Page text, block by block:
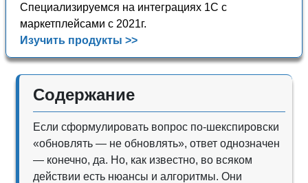
Специализируемся на интеграциях 1С с
маркетплейсами с 2021г.
Изучить продукты >>
Содержание
Если сформулировать вопрос по-шекспировски
«обновлять — не обновлять», ответ однозначен
— конечно, да. Но, как известно, во всяком
действии есть нюансы и алгоритмы. Они